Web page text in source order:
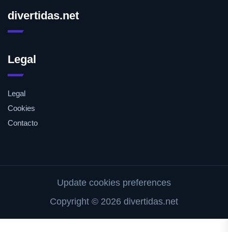
divertidas.net
Legal
Legal
Cookies
Contacto
Update cookies preferences
Copyright © 2026 divertidas.net